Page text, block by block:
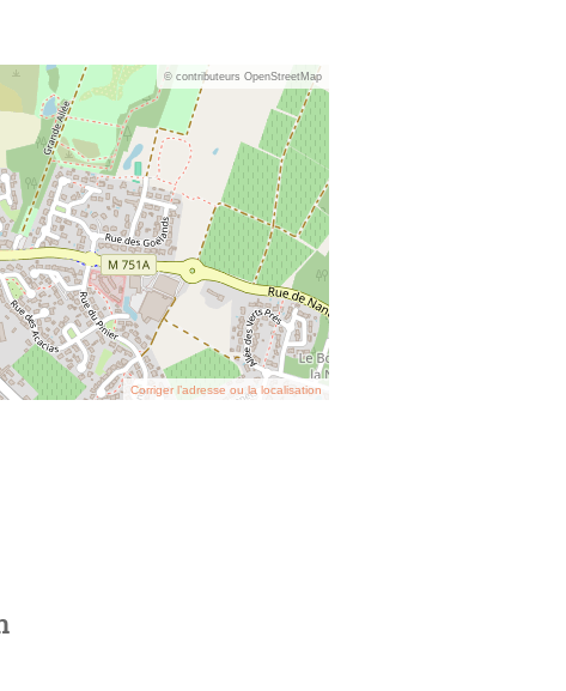
© contributeurs OpenStreetMap
Corriger l’adresse ou la localisation